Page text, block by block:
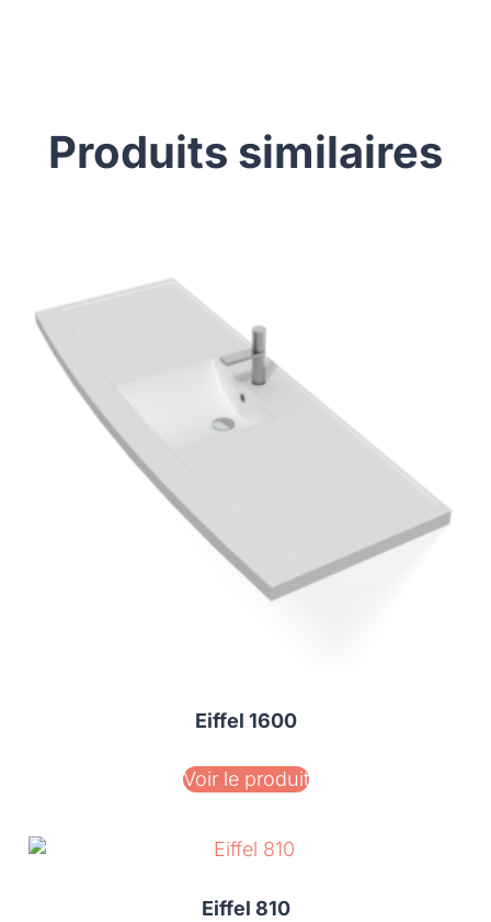
Produits similaires
Eiffel 1600
Voir le produit
Eiffel 810